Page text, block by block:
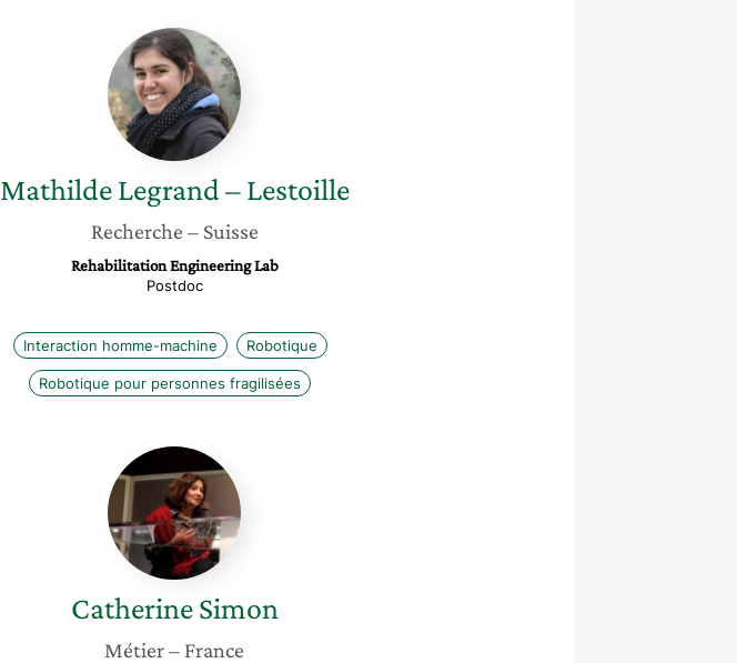
Mathilde
Legrand
–
Lestoille
Mathilde Legrand – Lestoille
Recherche – Suisse
Rehabilitation Engineering Lab
Postdoc
Interaction homme-machine Robotique
Robotique pour personnes fragilisées
Catherine
Simon
Catherine Simon
Métier– France